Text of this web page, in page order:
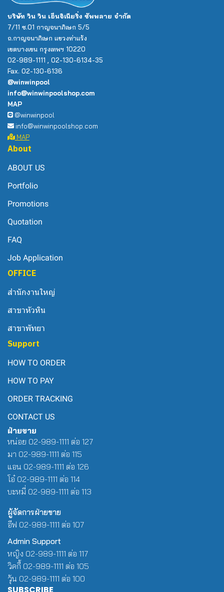
บริษัท วิน วิน เอ็นจิเนียริ่ง ซัพพลาย จำกัด
7/11 ซ.01 กาญจนาภิเษก 5/5
ถ.กาญจนาภิเษก แขวงท่าแร้ง
เขตบางเขน กรุงเทพฯ 10220
02-989-1111 , 02-130-6134-35
Fax. 02-130-6136
@winwinpool
info@winwinpoolshop.com
MAP
@winwinpool
info@winwinpoolshop.com
MAP
About
ABOUT US
Portfolio
Promotions
Quotation
FAQ
Job Application
OFFICE
สำนักงานใหญ่
สาขาหัวหิน
สาขาพัทยา
Support
HOW TO ORDER
HOW TO PAY
ORDER TRACKING
CONTACT US
ฝ่ายขาย
หน่อย 02-989-1111 ต่อ 127
มา 02-989-1111 ต่อ 115
แอน 02-989-1111 ต่อ 126
โอ๋ 02-989-1111 ต่อ 114
บะหมี่ 02-989-1111 ต่อ 113
ผู้จัดการฝ่ายขาย
อีฟ 02-989-1111 ต่อ 107
Admin Support
หญิง 02-989-1111 ต่อ 117
วิคกี้ 02-989-1111 ต่อ 105
วุ้น 02-989-1111 ต่อ 100
SUBSCRIBE